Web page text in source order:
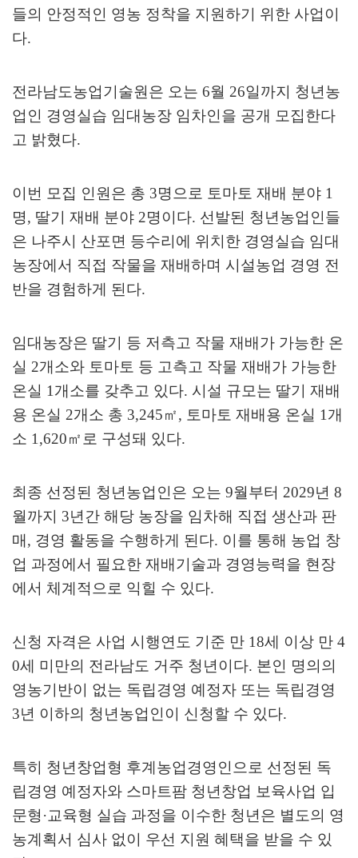
들의 안정적인 영농 정착을 지원하기 위한 사업이
다.
전라남도농업기술원은 오는 6월 26일까지 청년농
업인 경영실습 임대농장 임차인을 공개 모집한다
고 밝혔다.
이번 모집 인원은 총 3명으로 토마토 재배 분야 1
명, 딸기 재배 분야 2명이다. 선발된 청년농업인들
은 나주시 산포면 등수리에 위치한 경영실습 임대
농장에서 직접 작물을 재배하며 시설농업 경영 전
반을 경험하게 된다.
임대농장은 딸기 등 저측고 작물 재배가 가능한 온
실 2개소와 토마토 등 고측고 작물 재배가 가능한
온실 1개소를 갖추고 있다. 시설 규모는 딸기 재배
용 온실 2개소 총 3,245㎡, 토마토 재배용 온실 1개
소 1,620㎡로 구성돼 있다.
최종 선정된 청년농업인은 오는 9월부터 2029년 8
월까지 3년간 해당 농장을 임차해 직접 생산과 판
매 , 경영 활동을 수행하게 된다. 이를 통해 농업 창
업 과정에서 필요한 재배기술과 경영능력을 현장
에서 체계적으로 익힐 수 있다.
신청 자격은 사업 시행연도 기준 만 18세 이상 만 4
0세 미만의 전라남도 거주 청년이다. 본인 명의의
영농기반이 없는 독립경영 예정자 또는 독립경영
3년 이하의 청년농업인이 신청할 수 있다.
특히 청년창업형 후계농업경영인으로 선정된 독
립경영 예정자와 스마트팜 청년창업 보육사업 입
문형·교육형 실습 과정을 이수한 청년은 별도의 영
농계획서 심사 없이 우선 지원 혜택을 받을 수 있